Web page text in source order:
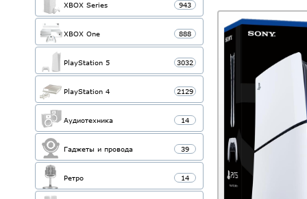
XBOX Series 943
XBOX One 888
PlayStation 5 3032
PlayStation 4 2129
Аудиотехника 14
Гаджеты и провода 39
Ретро 14